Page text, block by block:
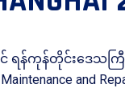
င် ရန်ကုန်တိုင်းဒေသ
and